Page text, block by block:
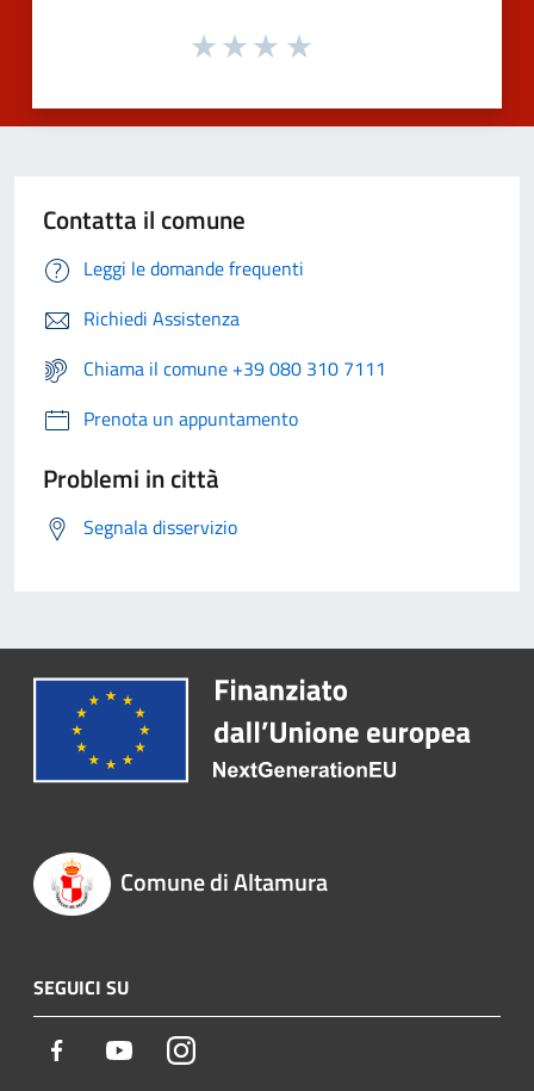
Contatta il comune
Leggi le domande frequenti
Richiedi Assistenza
Chiama il comune +39 080 310 7111
Prenota un appuntamento
Problemi in città
Segnala disservizio
Comune di Altamura
SEGUICI SU
Facebook YoutubeInstagram